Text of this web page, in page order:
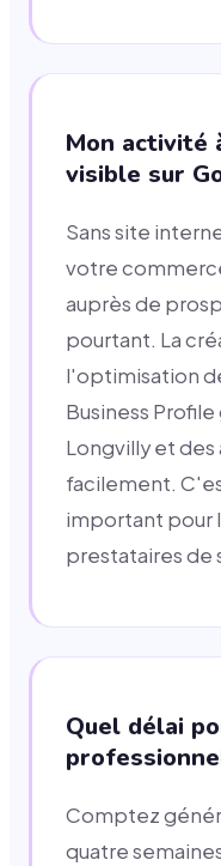
Mon activité
visible sur
Sans site
votre
auprès de
pourtant. La
l'optimisation
Business
Longvilly et
facilement.
important pour
prestataires de
Quel délai
Comptez
quatre